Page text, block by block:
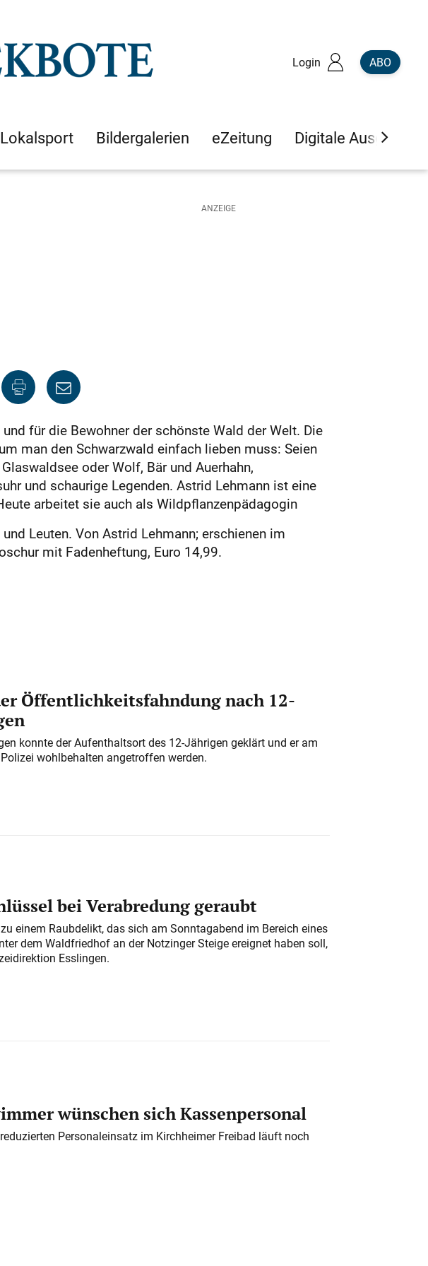
Login ABO
Lokalsport Bildergalerien eZeitung Digitale Ausgaben
für die Bewohner der schönste Wald der Welt. Die
man den Schwarzwald einfach lieben muss: Seien
oder Wolf, Bär und Auerhahn,
und schaurige Legenden. Astrid Lehmann ist eine
arbeitet sie auch als Wildpflanzenpädagogin
Leuten. Von Astrid Lehmann; erschienen im
mit Fadenheftung, Euro 14,99.
Öffentlichkeitsfahndung nach 12-
konnte der Aufenthaltsort des 12-Jährigen geklärt und er am
wohlbehalten angetroffen werden.
bei Verabredung geraubt
einem Raubdelikt, das sich am Sonntagabend im Bereich eines
dem Waldfriedhof an der Notzinger Steige ereignet haben soll,
Esslingen.
wünschen sich Kassenpersonal
Personaleinsatz im Kirchheimer Freibad läuft noch